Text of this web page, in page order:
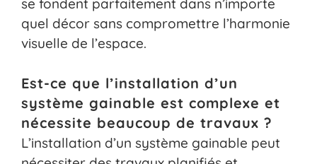
se fondent parfaitement dans n’importe
quel décor sans compromettre l’harmonie
visuelle de l’espace.
Est-ce que l’installation d’un
système gainable est complexe et
nécessite beaucoup de travaux ?
L’installation d’un système gainable peut